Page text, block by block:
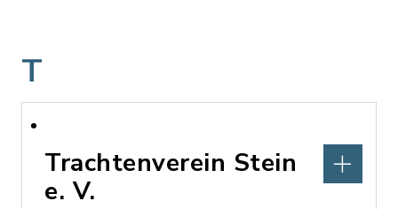
T
Trachtenverein Stein
e. V.